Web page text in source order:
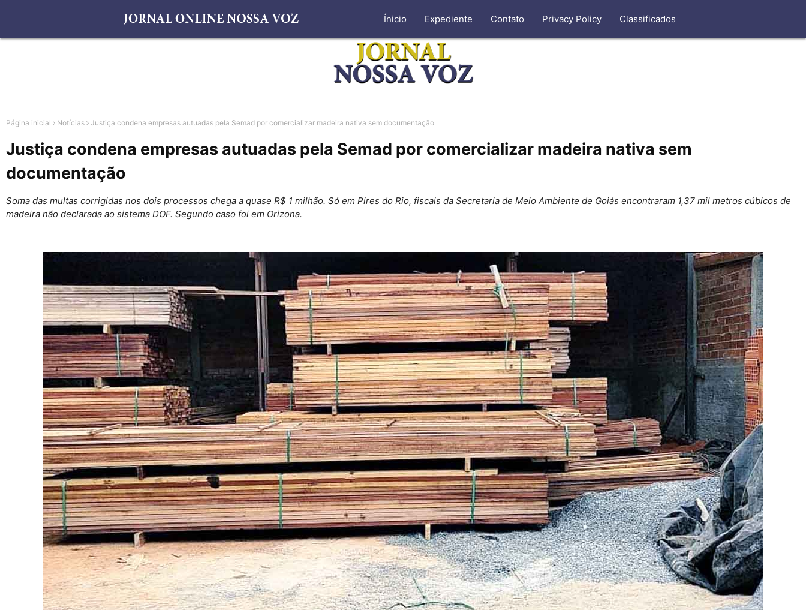
Ínicio Expediente Contato Privacy Policy Classificados
Página inicial Notícias Justiça condena empresas autuadas pela Semad por comercializar madeira nativa sem documentação
Justiça condena empresas autuadas pela Semad por comercializar madeira nativa sem
documentação
Soma das multas corrigidas nos dois processos chega a quase R$ 1 milhão. Só em Pires do Rio, fiscais da Secretaria de Meio Ambiente de Goiás encontraram 1,37 mil metros cúbicos de
madeira não declarada ao sistema DOF. Segundo caso foi em Orizona.